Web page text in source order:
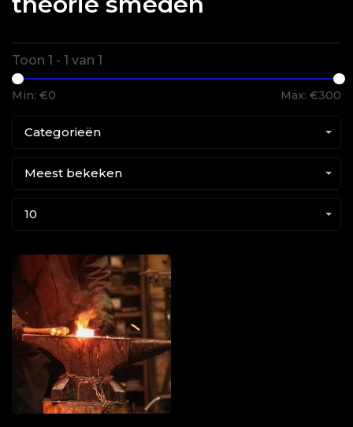
Toon 1 - 1 van 1
Min: €0 Max: €300
Categorieën
Meest bekeken
10